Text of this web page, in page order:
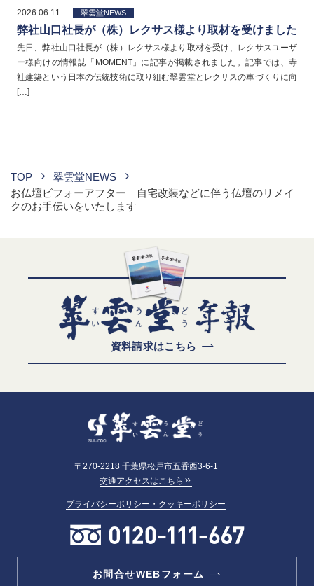
2026.06.11 翠雲堂NEWS
弊社山口社長が（株）レクサス様より取材を受けました
先日、弊社山口社長が（株）レクサス様より取材を受け、レクサスユーザ
ー様向けの情報誌「MOMENT」に記事が掲載されました。記事では、寺
社建築という日本の伝統技術に取り組む翠雲堂とレクサスの車づくりに向
[…]
TOP
翠雲堂NEWS
お仏壇ビフォーアフター 自宅改装などに伴う仏壇のリメイ
クのお手伝いをいたします
資料請求はこちら
〒270-2218 千葉県松戸市五香西3-6-1
交通アクセスはこちら
プライバシーポリシー・クッキーポリシー
お問合せWEBフォーム